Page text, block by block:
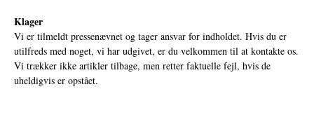
Klager
Vi er tilmeldt pressenævnet og tager ansvar for indholdet. Hvis du er
utilfreds med noget, vi har udgivet, er du velkommen til at kontakte os.
Vi trækker ikke artikler tilbage, men retter faktuelle fejl, hvis de
uheldigvis er opstået.